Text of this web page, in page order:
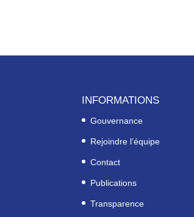
INFORMATIONS
Gouvernance
Rejoindre l’équipe
Contact
Publications
Transparence